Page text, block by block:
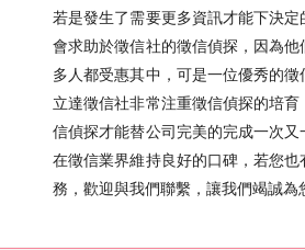
若是發生了需要更多資訊才能下決
會求助於徵信社的徵信偵探，因為他
多人都受惠其中，可是一位優秀的徵
立達徵信社非常注重徵信偵探的培
信偵探才能替公司完美的完成一次又
在徵信業界維持良好的口碑，若您也
務，歡迎與我們聯繫，讓我們竭誠為